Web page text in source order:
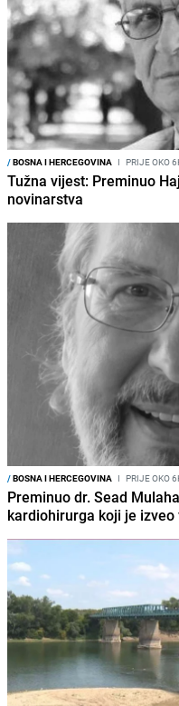
/BOSNA I HERCEGOVINA I PRIJE OKO
Tužna vijest: Preminuo
novinarstva
/BOSNA I HERCEGOVINA I PRIJE OKO
Preminuo dr. Sead
kardiohirurga koji je